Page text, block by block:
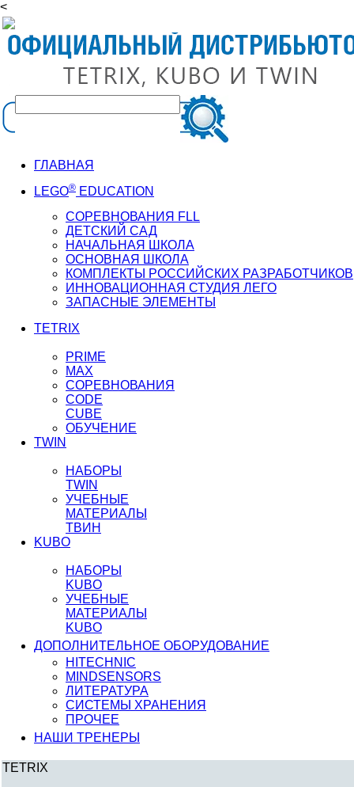
<
ГЛАВНАЯ
LEGO® EDUCATION
СОРЕВНОВАНИЯ FLL
ДЕТСКИЙ САД
НАЧАЛЬНАЯ ШКОЛА
ОСНОВНАЯ ШКОЛА
КОМПЛЕКТЫ РОССИЙСКИХ РАЗРАБОТЧИКОВ
ИННОВАЦИОННАЯ СТУДИЯ ЛЕГО
ЗАПАСНЫЕ ЭЛЕМЕНТЫ
TETRIX
PRIME
MAX
СОРЕВНОВАНИЯ
CODE
CUBE
ОБУЧЕНИЕ
TWIN
НАБОРЫ
TWIN
УЧЕБНЫЕ
МАТЕРИАЛЫ
ТВИН
KUBO
НАБОРЫ
KUBO
УЧЕБНЫЕ
МАТЕРИАЛЫ
KUBO
ДОПОЛНИТЕЛЬНОЕ ОБОРУДОВАНИЕ
HITECHNIC
MINDSENSORS
ЛИТЕРАТУРА
СИСТЕМЫ ХРАНЕНИЯ
ПРОЧЕЕ
НАШИ ТРЕНЕРЫ
TETRIX